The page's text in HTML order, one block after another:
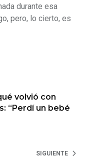
durante esa
pero, lo cierto, es
volvió con
“Perdí un bebé
SIGUIENTE